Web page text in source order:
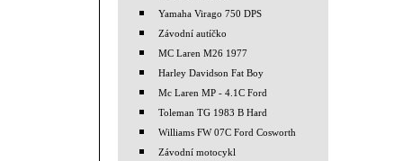
Yamaha Virago 750 DPS
Závodní autíčko
MC Laren M26 1977
Harley Davidson Fat Boy
Mc Laren MP - 4.1C Ford
Toleman TG 1983 B Hard
Williams FW 07C Ford Cosworth
Závodní motocykl